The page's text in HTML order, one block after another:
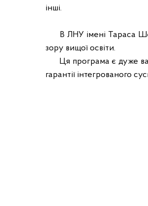
інші.
В ЛНУ імені Тараса
зору вищої освіти.
Ця програма є дуже
гарантії інтегрованого